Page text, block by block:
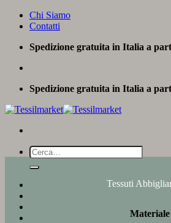
Salta
Chi Siamo
Contatti
Spedizione gratuita in Italia a
Spedizione gratuita in Italia a
Cerca:
Tessuti
Materiale